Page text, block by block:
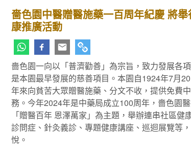
嗇色園中醫贈醫施藥一百周年紀慶 將
康推廣活動
嗇色園一向以「普濟勸善」為宗旨，致力發展各
是本園最早發展的慈善項目。本園自1924年7月
年來向貧苦大眾贈醫施藥、分文不收，提供免費
務。今年2024年是中藥局成立100周年，嗇色園
「贈醫百年 恩澤萬家」為主題，舉辦連串社區健
診問症、針灸義診、專題健康講座、巡迴展覽等
悅。